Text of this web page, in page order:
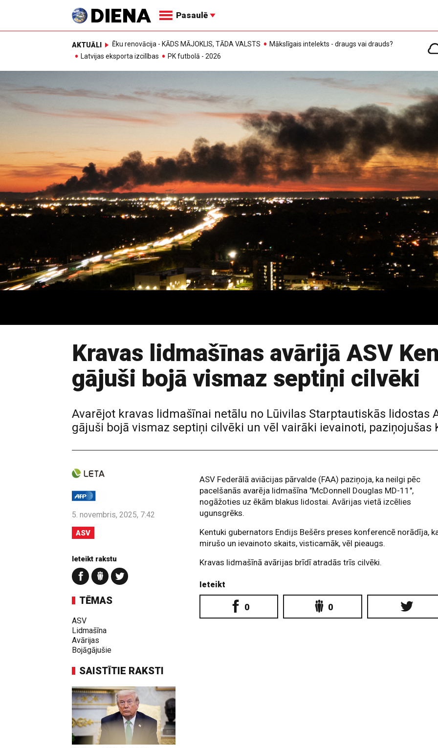
Pasaulē
AKTUĀLI Ēku renovācija - KĀDS MĀJOKLIS, TĀDA VALSTS
Mākslīgais intelekts - draugs vai drauds?
Latvijas eksporta izcilības
PK futbolā - 2026
Kravas lidmašīnas avārijā ASV
gājuši bojā vismaz septiņi cilvēki
Avarējot kravas lidmašīnai netālu no Lūivilas Starptautiskās lidostas
gājuši bojā vismaz septiņi cilvēki un vēl vairāki ievainoti, paziņojušas
5. novembris, 2025, 7:42
ASV
Ieteikt rakstu
TĒMAS
ASV
Lidmašīna
Avārijas
Bojāgājušie
SAISTĪTIE RAKSTI
ASV Federālā aviācijas pārvalde (FAA) paziņoja, ka neilgi pēc
pacelšanās avarēja lidmašīna "McDonnell Douglas MD-11",
nogāžoties uz ēkām blakus lidostai. Avārijas vietā izcēlies
ugunsgrēks.
Kentuki gubernators Endijs Bešērs preses konferencē norādīja,
mirušo un ievainoto skaits, visticamāk, vēl pieaugs.
Kravas lidmašīnā avārijas brīdī atradās trīs cilvēki.
Ieteikt
0 0